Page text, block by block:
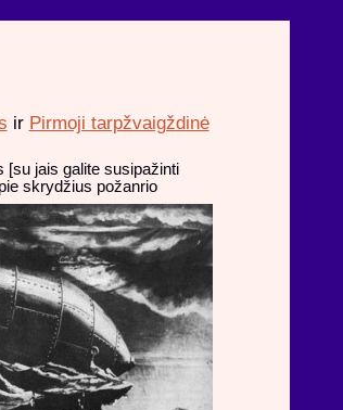
ir Pirmoji tarpžvaigždinė
[su jais galite susipažinti
skrydžius požanrio